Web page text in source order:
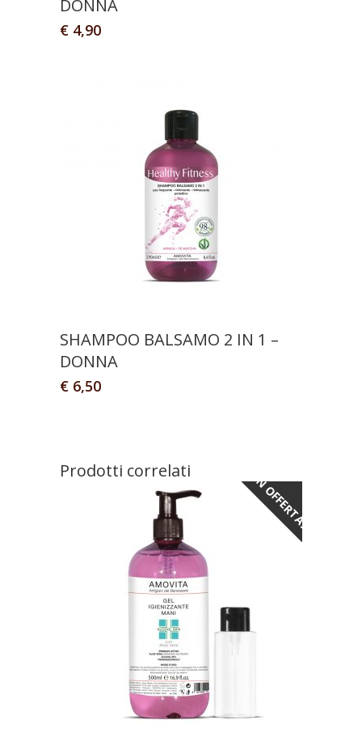
DONNA
€ 4,90
SHAMPOO BALSAMO 2 IN 1 –
DONNA
€ 6,50
Prodotti correlati
IN OFFERTA!